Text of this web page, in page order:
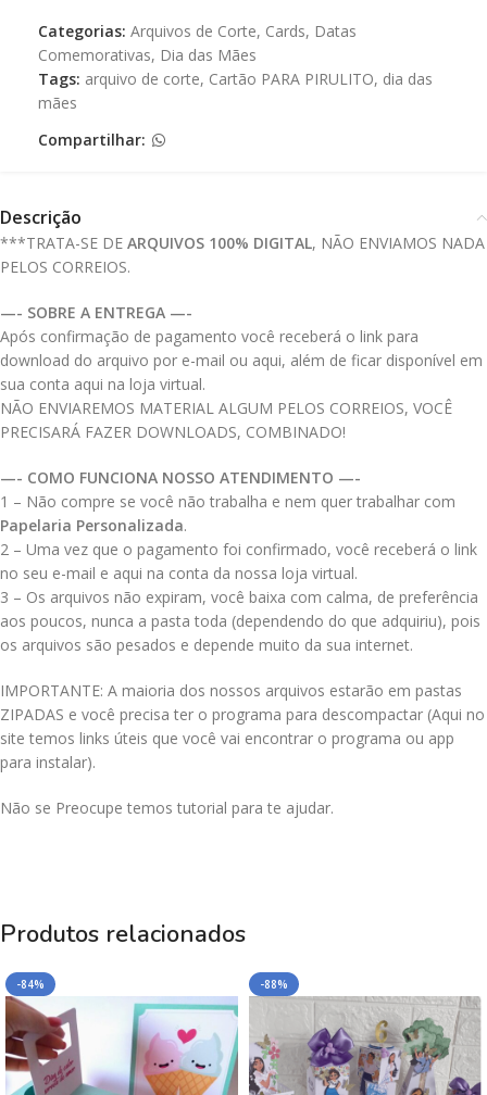
Categorias: Arquivos de Corte, Cards, Datas
Comemorativas, Dia das Mães
Tags: arquivo de corte, Cartão PARA PIRULITO, dia das
mães
Compartilhar:
Descrição
***TRATA-SE DE ARQUIVOS 100% DIGITAL, NÃO ENVIAMOS NADA
PELOS CORREIOS.
—- SOBRE A ENTREGA —-
Após confirmação de pagamento você receberá o link para
download do arquivo por e-mail ou aqui, além de ficar disponível em
sua conta aqui na loja virtual.
NÃO ENVIAREMOS MATERIAL ALGUM PELOS CORREIOS, VOCÊ
PRECISARÁ FAZER DOWNLOADS, COMBINADO!
—- COMO FUNCIONA NOSSO ATENDIMENTO —-
1 – Não compre se você não trabalha e nem quer trabalhar com
Papelaria Personalizada.
2 – Uma vez que o pagamento foi confirmado, você receberá o link
no seu e-mail e aqui na conta da nossa loja virtual.
3 – Os arquivos não expiram, você baixa com calma, de preferência
aos poucos, nunca a pasta toda (dependendo do que adquiriu), pois
os arquivos são pesados e depende muito da sua internet.
IMPORTANTE: A maioria dos nossos arquivos estarão em pastas
ZIPADAS e você precisa ter o programa para descompactar (Aqui no
site temos links úteis que você vai encontrar o programa ou app
para instalar).
Não se Preocupe temos tutorial para te ajudar.
Produtos relacionados
-84% -88%